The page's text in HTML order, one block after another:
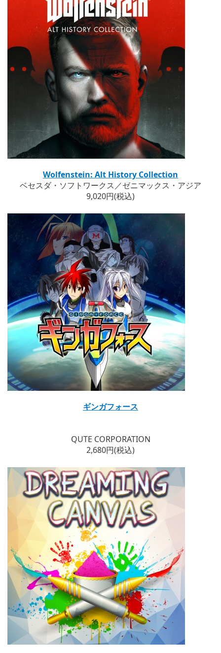
Wolfenstein: Alt History Collection
ベセスダ・ソフトワークス／ゼニマックス・アジア
9,020円(税込)
ギンガフォース
QUTE CORPORATION
2,680円(税込)